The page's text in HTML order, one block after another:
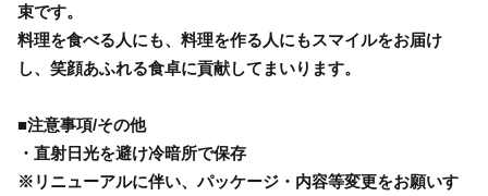
束です。
料理を食べる人にも、料理を作る人にもスマイルをお届け
し、笑顔あふれる食卓に貢献してまいります。
■注意事項/その他
・直射日光を避け冷暗所で保存
※リニューアルに伴い、パッケージ・内容等変更をお願いす